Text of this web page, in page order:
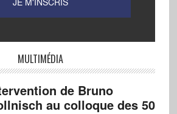
MULTIMÉDIA
de Bruno
au colloque des 50